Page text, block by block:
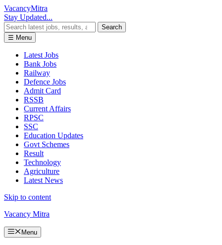
VacancyMitra
Stay Updated...
Search
☰ Menu
Latest Jobs
Bank Jobs
Railway
Defence Jobs
Admit Card
RSSB
Current Affairs
RPSC
SSC
Education Updates
Govt Schemes
Result
Technology
Agriculture
Latest News
Skip to content
Vacancy Mitra
Menu